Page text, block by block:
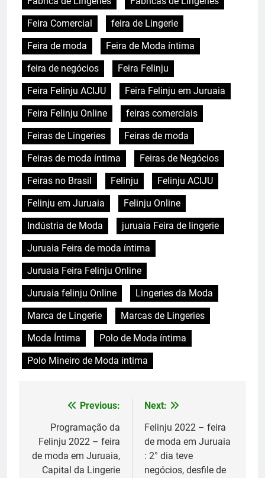
Feira Comercial
feira de Lingerie
Feira de moda
Feira de Moda íntima
feira de negócios
Feira Felinju
Feira Felinju ACIJU
Feira Felinju em Juruaia
Feira Felinju Online
feiras comerciais
Feiras de Lingeries
Feiras de moda
Feiras de moda íntima
Feiras de Negócios
Feiras no Brasil
Felinju
Felinju ACIJU
Felinju em Juruaia
Felinju Online
Indústria de Moda
juruaia Feira de lingerie
Juruaia Feira de moda íntima
Juruaia Feira Felinju Online
Juruaia felinju Online
Lingeries da Moda
Marca de Lingerie
Marcas de Lingeries
Moda Íntima
Polo de Moda íntima
Polo Mineiro de Moda íntima
Navegação
Post
Previous:
Programação da
Felinju 2022 – feira
de moda em Juruaia,
Capital da Lingerie
Next:
Felinju 2022 – feira
de moda em Juruaia
: 2° dia teve
negócios, desfile de